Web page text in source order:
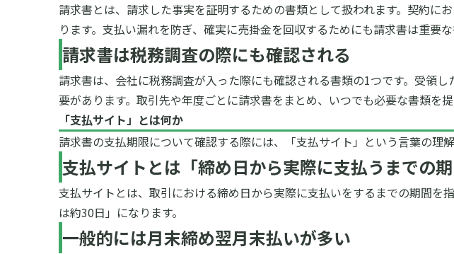
請求書とは、請求した事実を証明するための書類として扱われます。契約
ります。 支払い漏れを防ぎ、確実に売掛金を回収するためにも請求書は重要な
請求書は税務調査の際にも確認される
請求書は、会社に税務調査が入った際にも確認される書類の1つです。受領
要があります。 取引先や年度ごとに請求書をまとめ、いつでも必要な書類を
「支払サイト」とは何か
請求書の支払期限について確認する際には、「支払サイト」という言葉の理解
支払サイトとは「締め日から実際に支払うまでの
支払サイトとは、取引における締め日から実際に支払いをするまでの期間
は約30日」になります。
一般的には月末締め翌月末払いが多い